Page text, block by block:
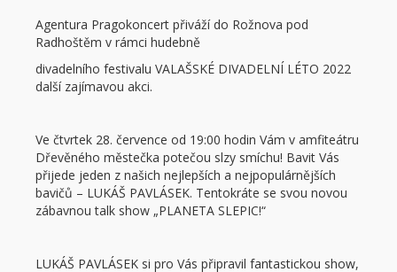
Agentura Pragokoncert přiváží do Rožnova pod
Radhoštěm v rámci hudebně
divadelního festivalu VALAŠSKÉ DIVADELNÍ LÉTO 2022
další zajímavou akci.
Ve čtvrtek 28. července od 19:00 hodin Vám v amfiteátru
Dřevěného městečka potečou slzy smíchu! Bavit Vás
přijede jeden z našich nejlepších a nejpopulárnějších
bavičů – LUKÁŠ PAVLÁSEK. Tentokráte se svou novou
zábavnou talk show „PLANETA SLEPIC!“
LUKÁŠ PAVLÁSEK si pro Vás připravil fantastickou show,